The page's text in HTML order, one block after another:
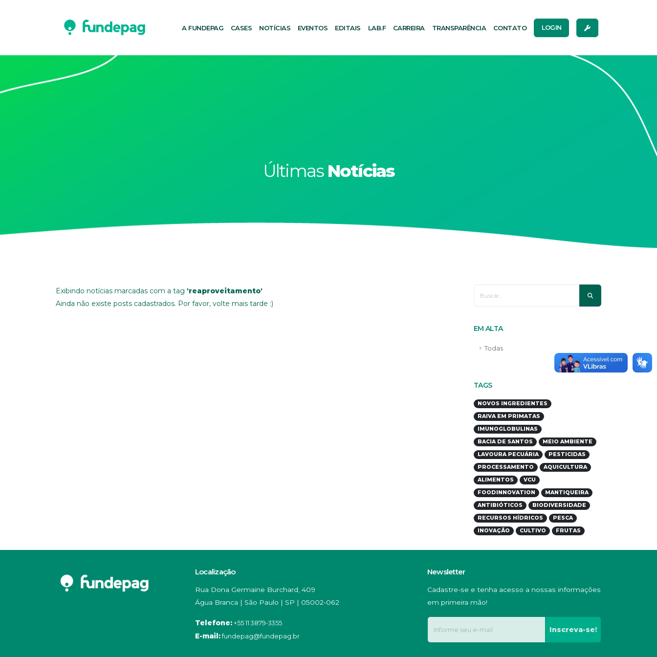
A FUNDEPAG CASES NOTÍCIAS EVENTOS EDITAIS LAB.F CARREIRA TRANSPARÊNCIA CONTATO LOGIN
Últimas Notícias
Exibindo notícias marcadas com a tag 'reaproveitamento'
Ainda não existe posts cadastrados. Por favor, volte mais tarde :)
EM ALTA
Todas
TAGS
NOVOS INGREDIENTES
RAIVA EM PRIMATAS
IMUNOGLOBULINAS
BACIA DE SANTOS
MEIO AMBIENTE
LAVOURA PECUÁRIA
PESTICIDAS
PROCESSAMENTO
AQUICULTURA
ALIMENTOS
VCU
FOODINNOVATION
MANTIQUEIRA
ANTIBIÓTICOS
BIODIVERSIDADE
RECURSOS HÍDRICOS
PESCA
INOVAÇÃO
CULTIVO FRUTAS
Localização
Rua Dona Germaine Burchard, 409
Água Branca | São Paulo | SP | 05002-062
Telefone: +55 11 3879-3355
E-mail:fundepag@fundepag.br
Newsletter
Cadastre-se e tenha acesso a nossas informações
em primeira mão!
Inscreva-se!